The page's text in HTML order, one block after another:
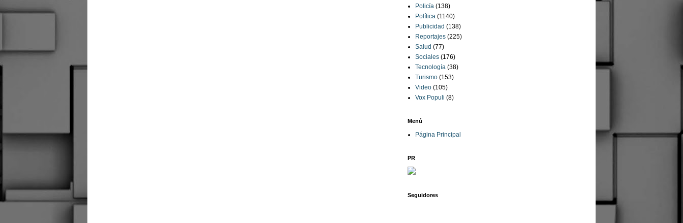
Policía (138)
Política (1140)
Publicidad (138)
Reportajes (225)
Salud (77)
Sociales (176)
Tecnología (38)
Turismo (153)
Video (105)
Vox Populi (8)
Menú
Página Principal
PR
Seguidores